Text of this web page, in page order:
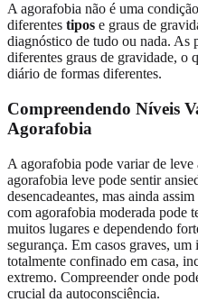
A agorafobia não é uma
diferentes tipos e graus de
diagnóstico de tudo ou nada. As
diferentes graus de gravidade, o
diário de formas diferentes.
Compreendendo Níveis
Agorafobia
A agorafobia pode variar de leve
agorafobia leve pode sentir
desencadeantes, mas ainda
com agorafobia moderada pode
muitos lugares e dependendo
segurança. Em casos graves,
totalmente confinado em casa,
extremo. Compreender onde
crucial da autoconsciência.